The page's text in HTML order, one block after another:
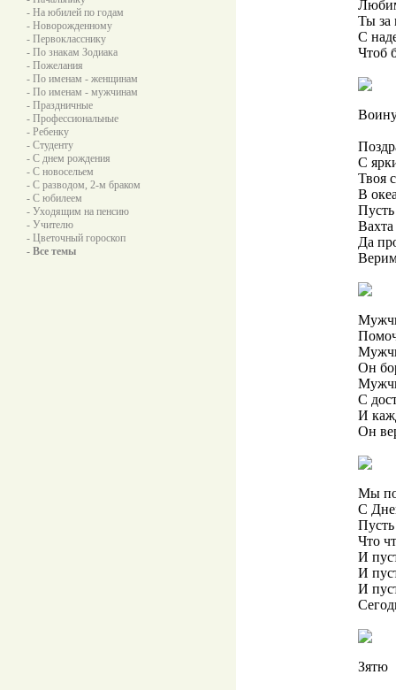
- На юбилей по годам
- Новорожденному
- Первокласснику
- По знакам Зодиака
- Пожелания
- По именам - женщинам
- По именам - мужчинам
- Праздничные
- Профессиональные
- Ребенку
- Студенту
- С днем рождения
- С новосельем
- С разводом, 2-м браком
- С юбилеем
- Уходящим на пенсию
- Учителю
- Цветочный гороскоп
- Все темы
Ты за
С
Чтоб
С
Твоя
В
Да
Он
С
И
Он
Мы
С
Пусть
Что
И
И
И
Зятю